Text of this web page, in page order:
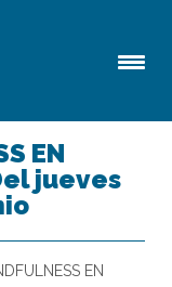
EN
jueves
EN